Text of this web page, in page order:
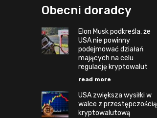
Obecni doradcy
Elon Musk podkreśla, że
USA nie powinny
podejmować działań
mających na celu
regulację kryptowalut
read more
USA zwiększa wysiłki w
walce z przestępczością
kryptowalutową